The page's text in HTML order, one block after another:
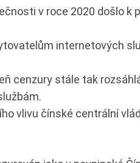
v roce 2020 došlo k
internetových
cenzury stále tak
vlivu čínské centrální